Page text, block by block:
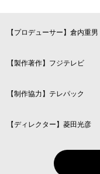
【プロデューサー】倉内重男
【製作著作】フジテレビ
【制作協力】テレパック
【ディレクター】菱田光彦